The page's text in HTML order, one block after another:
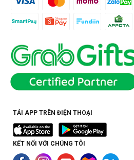
TẢI APP TRÊN ĐIỆN THOẠI
KẾT NỐI VỚI CHÚNG TÔI